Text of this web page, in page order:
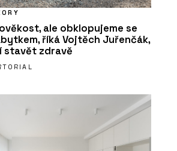
ale obklopujeme se
říká Vojtěch Juřenčák,
stavět zdravě